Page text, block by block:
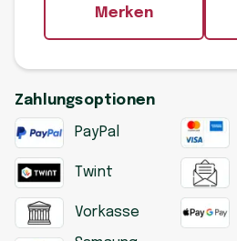
Merken
Zahlungsoptionen
PayPal
Twint
Vorkasse